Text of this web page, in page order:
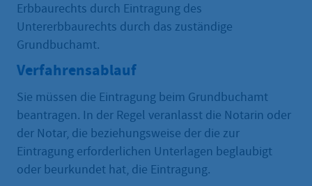
Erbbaurechts durch Eintragung des
Untererbbaurechts durch das zuständige
Grundbuchamt.
Verfahrensablauf
Sie müssen die Eintragung beim Grundbuchamt
beantragen. In der Regel veranlasst die Notarin oder
der Notar, die beziehungsweise der die zur
Eintragung erforderlichen Unterlagen beglaubigt
oder beurkundet hat, die Eintragung.